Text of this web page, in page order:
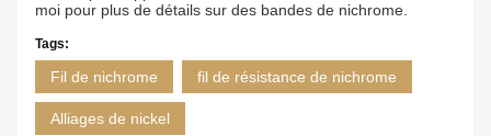
moi pour plus de détails sur des bandes de nichrome.
Tags:
Fil de nichrome fil de résistance de nichrome
Alliages de nickel